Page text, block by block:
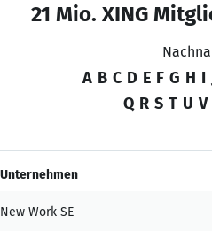
21 Mio. XING
A B C D E F G H I
Q R S T U V
Unternehmen
New Work SE